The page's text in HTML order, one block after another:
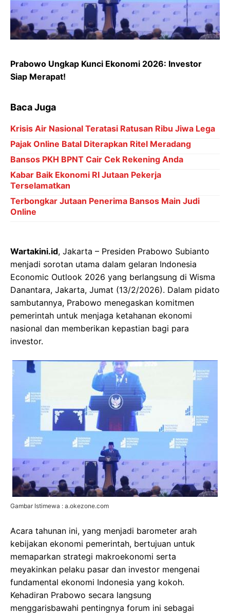
Prabowo Ungkap Kunci Ekonomi 2026: Investor
Siap Merapat!
Baca Juga
Krisis Air Nasional Teratasi Ratusan Ribu Jiwa Lega
Pajak Online Batal Diterapkan Ritel Meradang
Bansos PKH BPNT Cair Cek Rekening Anda
Kabar Baik Ekonomi RI Jutaan Pekerja
Terselamatkan
Terbongkar Jutaan Penerima Bansos Main Judi
Online
Wartakini.id, Jakarta – Presiden Prabowo Subianto
menjadi sorotan utama dalam gelaran Indonesia
Economic Outlook 2026 yang berlangsung di Wisma
Danantara, Jakarta, Jumat (13/2/2026). Dalam pidato
sambutannya, Prabowo menegaskan komitmen
pemerintah untuk menjaga ketahanan ekonomi
nasional dan memberikan kepastian bagi para
investor.
Gambar Istimewa : a.okezone.com
Acara tahunan ini, yang menjadi barometer arah
kebijakan ekonomi pemerintah, bertujuan untuk
memaparkan strategi makroekonomi serta
meyakinkan pelaku pasar dan investor mengenai
fundamental ekonomi Indonesia yang kokoh.
Kehadiran Prabowo secara langsung
menggarisbawahi pentingnya forum ini sebagai